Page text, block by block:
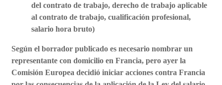
del contrato de trabajo, derecho de trabajo aplicable
al contrato de trabajo, cualificación profesional,
salario hora bruto)
Según el borrador publicado es necesario nombrar un
representante con domicilio en Francia, pero ayer la
Comisión Europea decidió iniciar acciones contra Francia